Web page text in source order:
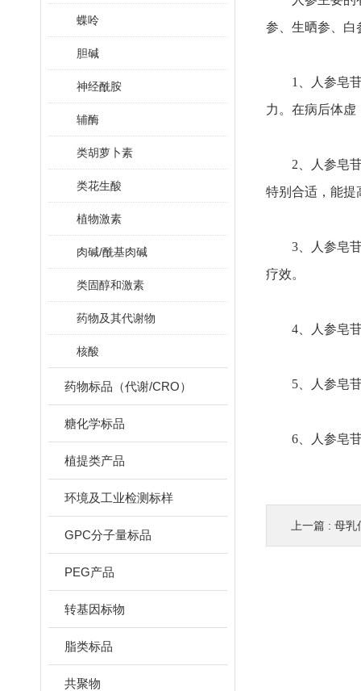
蝶呤
胆碱
神经酰胺
辅酶
类胡萝卜素
类花生酸
植物激素
肉碱/酰基肉碱
类固醇和激素
药物及其代谢物
核酸
药物标品（代谢/CRO）
糖化学标品
植提类产品
环境及工业检测标样
GPC分子量标品
PEG产品
转基因标物
脂类标品
共聚物
参、生晒参、白
1、人参皂苷
力。在病后体
2、人参皂苷
特别合适，能提
3、人参皂苷
疗效。
4、人参皂苷
5、人参皂苷
6、人参皂苷
上一篇 : 母乳低